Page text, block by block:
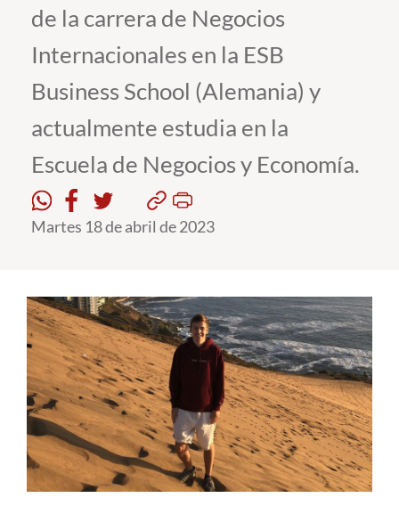
Pregrado
Estudiantes
Alumni
English
de la carrera de Negocios
Internacionales en la ESB
Business School (Alemania) y
actualmente estudia en la
Escuela de Negocios y Economía.
Martes 18 de abril de 2023